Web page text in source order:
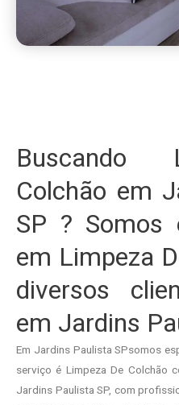
Buscando
Colchão em
SP ? Somos
em Limpeza
diversos
em Jardins
Em Jardins Paulista SPsomos
serviço é Limpeza De Colchão
Jardins Paulista SP, com